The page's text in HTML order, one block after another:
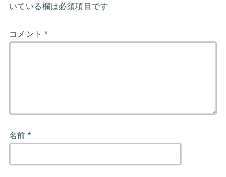
いている欄は必須項目です
コメント *
名前*